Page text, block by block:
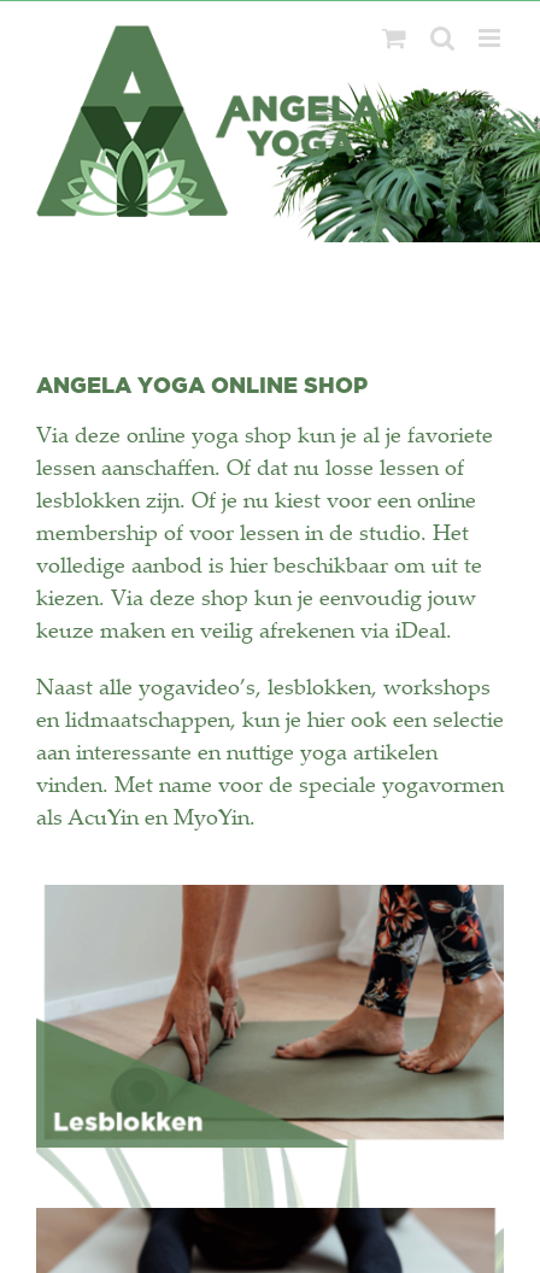
ANGELA YOGA ONLINE SHOP
Via deze online yoga shop kun je al je favoriete
lessen aanschaffen. Of dat nu losse lessen of
lesblokken zijn. Of je nu kiest voor een online
membership of voor lessen in de studio. Het
volledige aanbod is hier beschikbaar om uit te
kiezen. Via deze shop kun je eenvoudig jouw
keuze maken en veilig afrekenen via iDeal.
Naast alle yogavideo’s, lesblokken, workshops
en lidmaatschappen, kun je hier ook een selectie
aan interessante en nuttige yoga artikelen
vinden. Met name voor de speciale yogavormen
als AcuYin en MyoYin.